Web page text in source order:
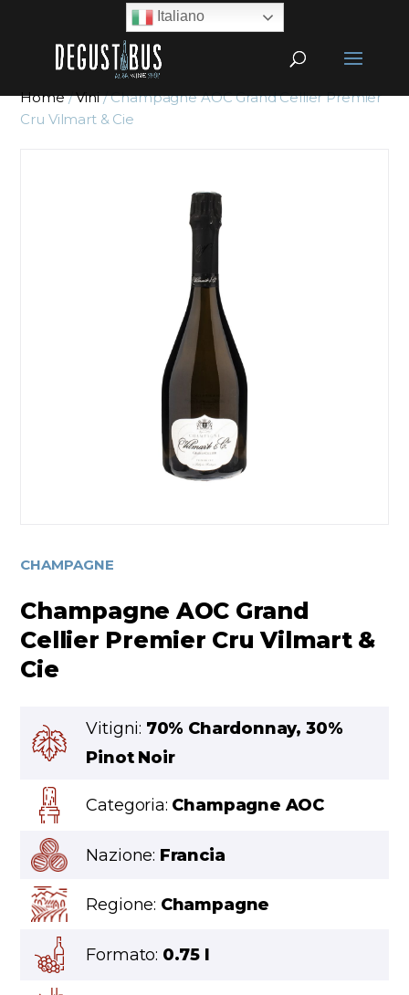
Home/Vini/ Champagne AOC Grand Cellier Premier
Cru Vilmart & Cie
CHAMPAGNE
Champagne AOC Grand
Cellier Premier Cru Vilmart &
Cie
Vitigni: 70% Chardonnay, 30%
Pinot Noir
Categoria: Champagne AOC
Nazione: Francia
Regione: Champagne
Formato: 0.75 l
Italiano